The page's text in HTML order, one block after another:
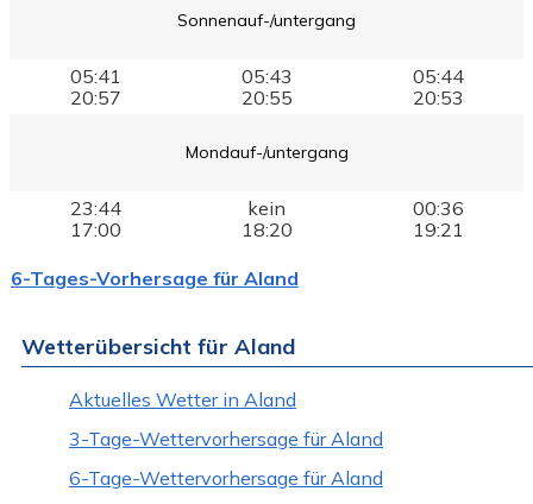
Sonnenauf-/untergang
05:41
20:57
05:43
20:55
05:44
20:53
Mondauf-/untergang
23:44
17:00
kein
18:20
00:36
19:21
6-Tages-Vorhersage für Aland
Wetterübersicht für Aland
Aktuelles Wetter in Aland
3-Tage-Wettervorhersage für Aland
6-Tage-Wettervorhersage für Aland